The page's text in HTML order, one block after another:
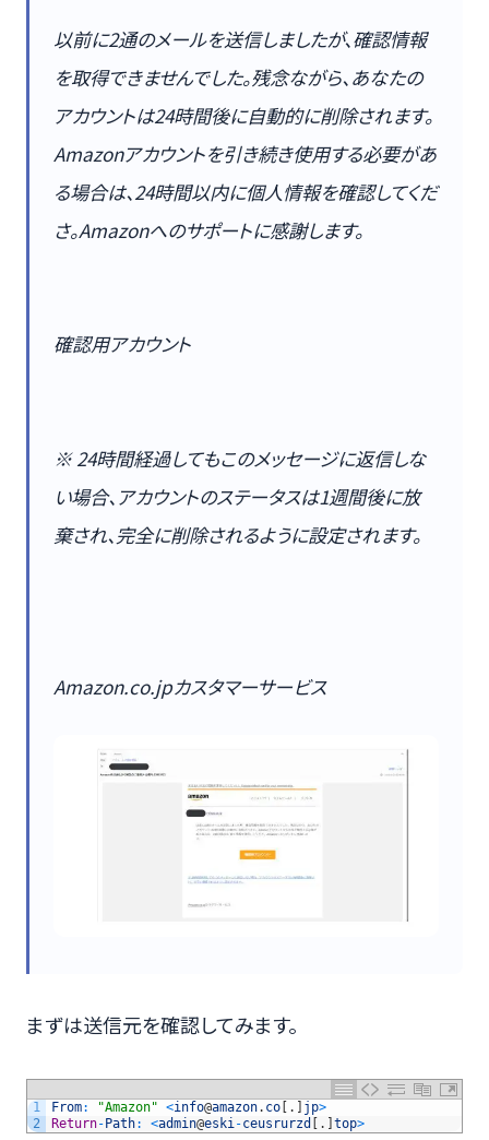
以前に2通のメールを送信しましたが、確認情報
を取得できませんでした。残念ながら、あなたの
アカウントは24時間後に自動的に削除されます。
Amazonアカウントを引き続き使用する必要があ
る場合は、24時間以内に個人情報を確認してくだ
さ。Amazonへのサポートに感謝します。
確認用アカウント
※ 24時間経過してもこのメッセージに返信しな
い場合、アカウントのステータスは1週間後に放
棄され、完全に削除されるように設定されます。
Amazon.co.jpカスタマーサービス
まずは送信元を確認してみます。
1
2
From: "Amazon" <info@amazon. co . jp>
Return- Path: <admin@eski-ceusrurzd . top>